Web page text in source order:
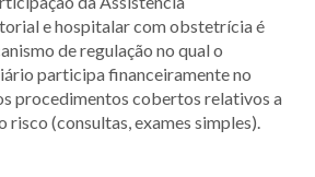
e hospitalar com obstetrícia é
de regulação no qual o
participa financeiramente no
procedimentos cobertos relativos a
risco (consultas, exames simples).